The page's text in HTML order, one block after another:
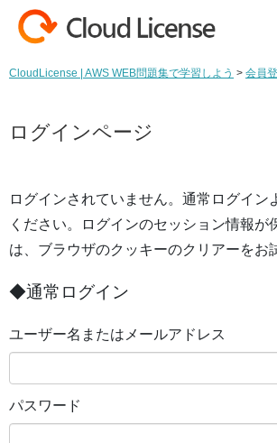
コンテンツへスキップ
CloudLicense | AWS WEB問題集で学習しよう > 会員
ログインページ
ログインされていません。通常ログイン
ください。ログインのセッション情報が
は、ブラウザのクッキーのクリアーをお
◆通常ログイン
ユーザー名またはメールアドレス
パスワード